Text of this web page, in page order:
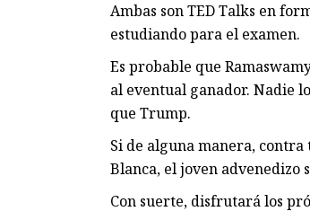
Ambas son TED Talks en
estudiando para el examen.
Es probable que
al eventual ganador. Nadie
que Trump.
Si de alguna manera,
Blanca, el joven advenedizo
Con suerte, disfrutará los